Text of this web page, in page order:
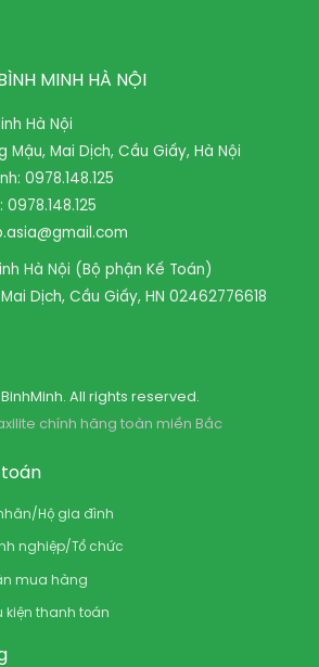
MINH HÀ NỘI
Hà Nội
Mậu, Mai Dịch, Cầu Giấy, Hà Nội
0978.148.125
0978.148.125
Hà Nội (Bộ phận Kế Toán)
Dịch, Cầu Giấy, HN 02462776618
All rights reserved.
chính hãng toàn miền Bắc
toán
Hộ gia đình
nghiệp/Tổ chức
mua hàng
kiện thanh toán